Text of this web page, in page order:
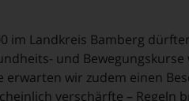
im Landkreis Bamberg
und
erwarten wir zudem einen
verschärfte – Regeln